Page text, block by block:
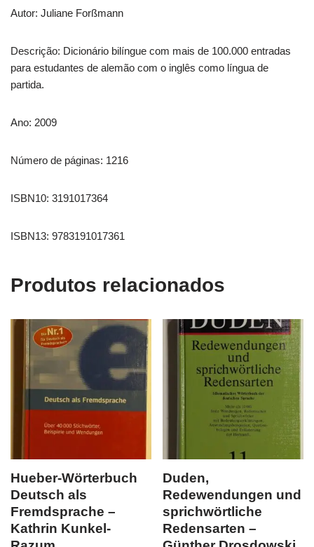
Autor: Juliane Forßmann
Descrição: Dicionário bilíngue com mais de 100.000 entradas
para estudantes de alemão com o inglês como língua de
partida.
Ano: 2009
Número de páginas: 1216
ISBN10: 3191017364
ISBN13: 9783191017361
Produtos relacionados
Hueber-Wörterbuch
Deutsch als
Fremdsprache –
Kathrin Kunkel-
Duden,
Redewendungen und
sprichwörtliche
Redensarten –